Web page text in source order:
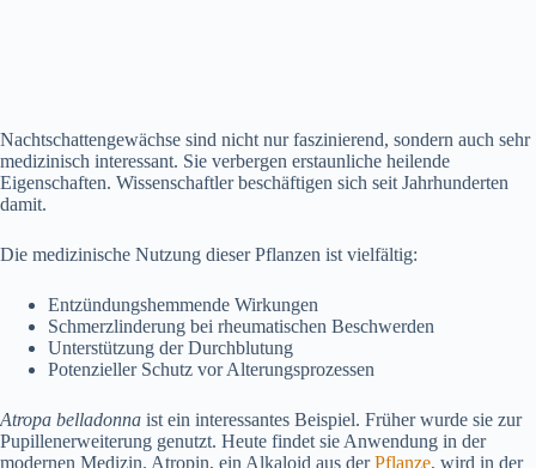
Nachtschattengewächse sind nicht nur faszinierend, sondern auch sehr
medizinisch interessant. Sie verbergen erstaunliche heilende
Eigenschaften. Wissenschaftler beschäftigen sich seit Jahrhunderten
damit.
Die medizinische Nutzung dieser Pflanzen ist vielfältig:
Entzündungshemmende Wirkungen
Schmerzlinderung bei rheumatischen Beschwerden
Unterstützung der Durchblutung
Potenzieller Schutz vor Alterungsprozessen
Atropa belladonna ist ein interessantes Beispiel. Früher wurde sie zur
Pupillenerweiterung genutzt. Heute findet sie Anwendung in der
modernen Medizin. Atropin, ein Alkaloid aus derPflanze, wird in der